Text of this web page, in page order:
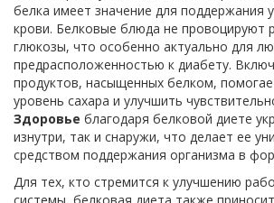
белка имеет значение для поддержания
крови. Белковые блюда не провоцируют
глюкозы, что особенно актуально для
предрасположенностью к диабету.
продуктов, насыщенных белком,
уровень сахара и улучшить
Здоровье благодаря белковой диете
изнутри, так и снаружи, что делает ее
средством поддержания организма в
Для тех, кто стремится к улучшению